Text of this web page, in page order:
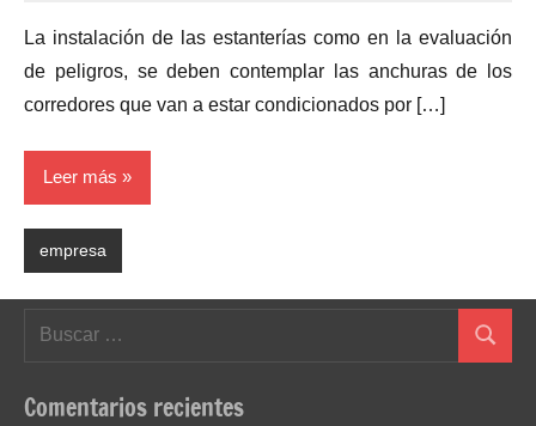
comentarios
La instalación de las estanterías como en la evaluación
de peligros, se deben contemplar las anchuras de los
corredores que van a estar condicionados por […]
Leer más
empresa
Buscar
Comentarios recientes